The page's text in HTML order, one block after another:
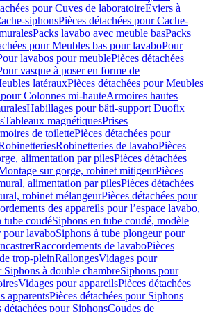
pour Cuves de laboratoireÉviers à
siphonsPièces détachées pour Cache-
Packs lavabo avec meuble basPacks
pour Meubles bas pour lavaboPour
lavabos pour meublePièces détachées
vasque à poser en forme de
latérauxPièces détachées pour Meubles
Colonnes mi-hauteArmoires hautes
Habillages pour bâti-support Duofix
Tableaux magnétiquesPrises
de toilettePièces détachées pour
Robinetteries de lavaboPièces
alimentation par pilesPièces détachées
sur gorge, robinet mitigeurPièces
alimentation par pilesPièces détachées
robinet mélangeurPièces détachées pour
des appareils pour l’espace lavabo,
tube coudéSiphons en tube coudé, modèle
pour lavaboSiphons à tube plongeur pour
Raccordements de lavaboPièces
trop-pleinRallongesVidages pour
Siphons à double chambreSiphons pour
Vidages pour appareilsPièces détachées
apparentsPièces détachées pour Siphons
détachées pour SiphonsCoudes de